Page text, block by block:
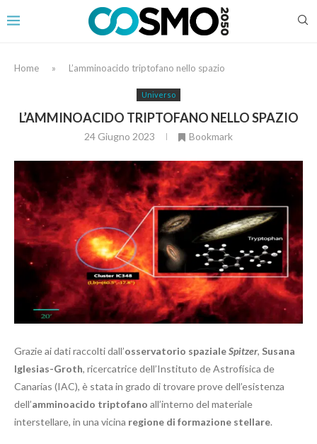
Home » L’amminoacido triptofano nello spazio
Universo
L’AMMINOACIDO TRIPTOFANO NELLO SPAZIO
24 Giugno 2023 Bookmark
Grazie ai dati raccolti dall’osservatorio spazialeSpitzer, Susana
Iglesias-Groth, ricercatrice dell’Instituto de Astrofísica de
Canarias (IAC), è stata in grado di trovare prove dell’esistenza
dell’amminoacido triptofano all’interno del materiale
interstellare, in una vicina regione di formazione stellare.